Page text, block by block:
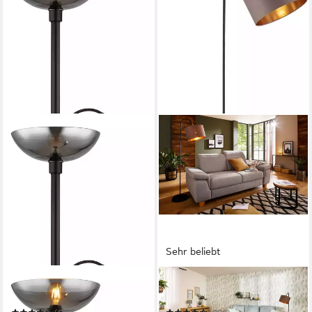
GLOBO LIGHTING
Stehlampe BLADE
Sehr beliebt
OTTO HOME
Stehlampe Jerrett